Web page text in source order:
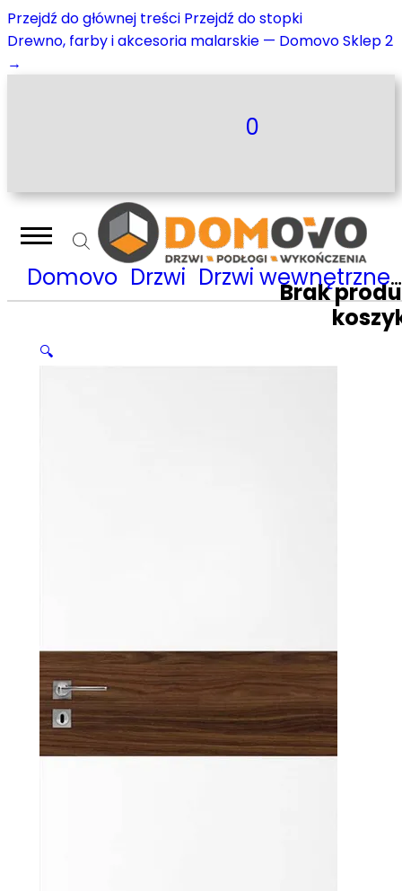
Przejdź do głównej treści Przejdź do stopki
Drewno, farby i akcesoria malarskie — Domovo Sklep 2
→
0
Brak
Domovo Drzwi Drzwi wewnętrzne
🔍